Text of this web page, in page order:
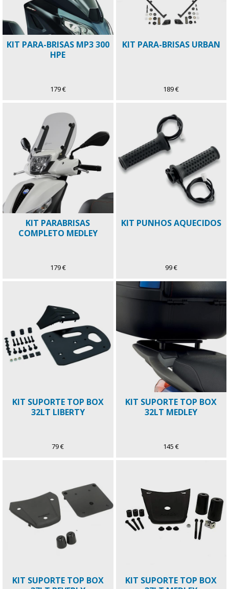
KIT PARA-BRISAS MP3 300
HPE
179 €
KIT PARA-BRISAS URBAN
189 €
KIT PARABRISAS
COMPLETO MEDLEY
179 €
KIT PUNHOS AQUECIDOS
99 €
KIT SUPORTE TOP BOX
32LT LIBERTY
79 €
KIT SUPORTE TOP BOX
32LT MEDLEY
145 €
KIT SUPORTE TOP BOX
KIT SUPORTE TOP BOX